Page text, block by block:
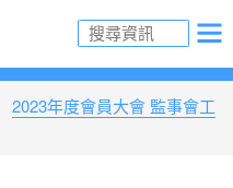
2023年度會員大會 監事會工